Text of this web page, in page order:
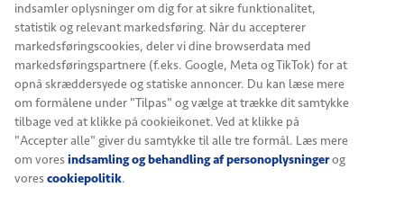
uden at oplevelsen deler sig i A- og B-hold.
Hvis du vil læse mere om rammerne og stemningen i
Den Fede Drue, kan du finde flere detaljer her:Læs mere
En fleksibel mocktail
workshop i Aarhus til
teambuilding, firmaevent og
indsamler oplysninger om dig for at sikre funktionalitet,
statistik og relevant markedsføring. Når du accepterer
markedsføringscookies, deler vi dine browserdata med
markedsføringspartnere (f.eks. Google, Meta og TikTok) for at
opnå skræddersyede og statiske annoncer. Du kan læse mere
om formålene under "Tilpas" og vælge at trække dit samtykke
tilbage ved at klikke på cookieikonet. Ved at klikke på
"Accepter alle" giver du samtykke til alle tre formål. Læs mere
om voresindsamling og behandling af personoplysningerog
vorescookiepolitik.